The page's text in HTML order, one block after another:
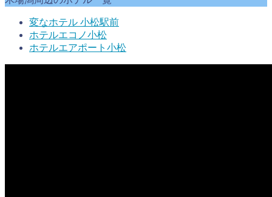
変なホテル 小松駅前
ホテルエコノ小松
ホテルエアポート小松